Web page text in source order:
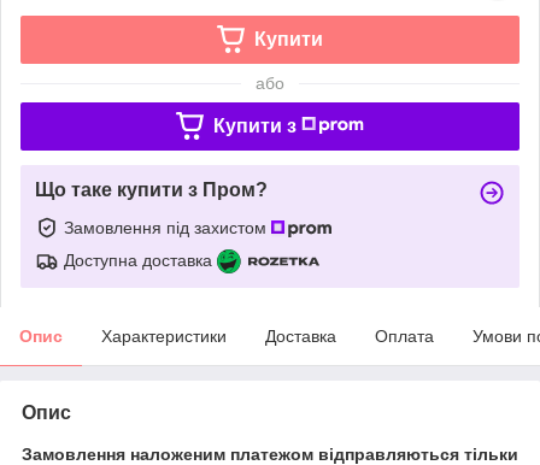
Купити
або
Купити з
Що таке купити з Пром?
Замовлення під захистом
Доступна доставка
Опис Характеристики Доставка Оплата Умови
Опис
Замовлення наложеним платежом відправляються тільки